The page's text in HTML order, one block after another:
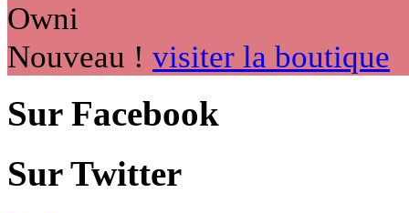
Nouveau ! visiter la boutique
Sur Facebook
Sur Twitter